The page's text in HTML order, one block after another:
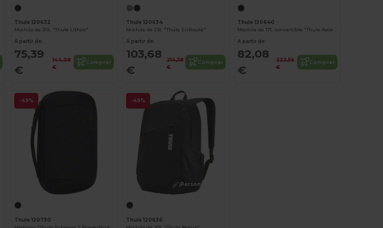
Thule 120632
Mochila de 20L "Thule Lithos"
A partir de:
75,39
€
144,08
€
Comprar
Thule 120634
Mochila de 23L "Thule EnRoute"
A partir de:
103,68
€
214,58
€
Comprar
Thule 120640
Mochila de 17L convertible "Thule Accent"
A partir de:
82,08
€
232,56
€
Comprar
-49%
Thule 120730
-49%
¡Personalízalo!
Thule 120636